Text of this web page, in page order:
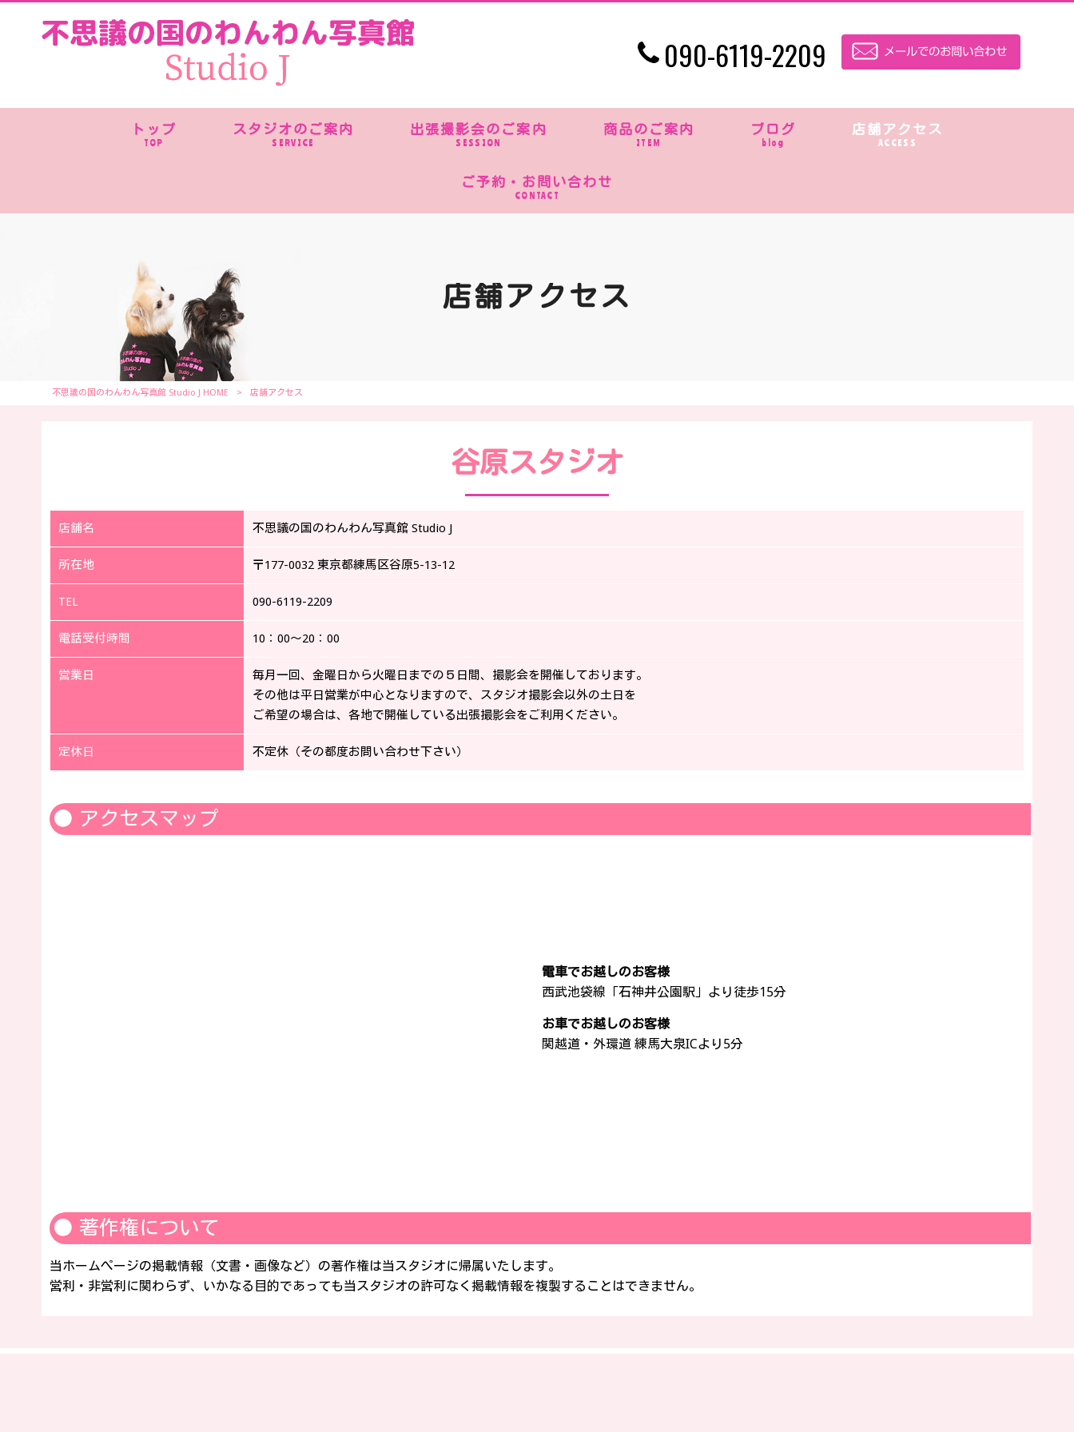
090-6119-2209
トップ
TOP
スタジオのご案内
SERVICE
出張撮影会のご案内
SESSION
商品のご案内
ITEM
ブログ
blog
店舗アクセス
ACCESS
ご予約・お問い合わせ
CONTACT
店舗アクセス
不思議の国のわんわん写真館 Studio J HOME > 店舗アクセス
谷原スタジオ
店舗名 不思議の国のわんわん写真館 Studio J
所在地 〒177-0032 東京都練馬区谷原5-13-12
TEL 090-6119-2209
電話受付時間 10：00～20：00
営業日
毎月一回、金曜日から火曜日までの５日間、撮影会を開催しております。
その他は平日営業が中心となりますので、スタジオ撮影会以外の土日を
ご希望の場合は、各地で開催している出張撮影会をご利用ください。
定休日 不定休（その都度お問い合わせ下さい）
アクセスマップ
電車でお越しのお客様
西武池袋線「石神井公園駅」より徒歩15分
お車でお越しのお客様
関越道・外環道 練馬大泉ICより5分
著作権について
当ホームぺージの掲載情報（文書・画像など）の著作権は当スタジオに帰属いたします。
営利・非営利に関わらず、いかなる目的であっても当スタジオの許可なく掲載情報を複製することはできません。